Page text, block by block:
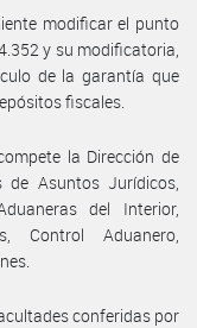
modificar el punto
y su modificatoria,
de la garantía que
fiscales.
la Dirección de
de Asuntos Jurídicos,
del Interior,
Control Aduanero,
conferidas por